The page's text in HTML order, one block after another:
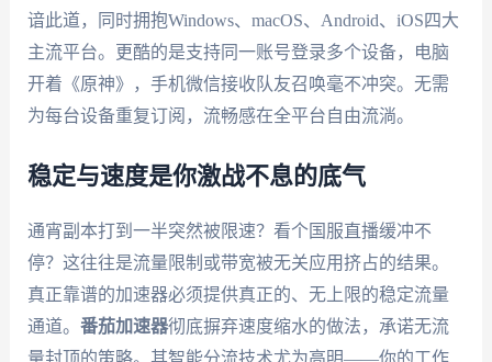
谙此道，同时拥抱Windows、macOS、Android、iOS四大
主流平台。更酷的是支持同一账号登录多个设备，电脑
开着《原神》，手机微信接收队友召唤毫不冲突。无需
为每台设备重复订阅，流畅感在全平台自由流淌。
稳定与速度是你激战不息的底气
通宵副本打到一半突然被限速？看个国服直播缓冲不
停？这往往是流量限制或带宽被无关应用挤占的结果。
真正靠谱的加速器必须提供真正的、无上限的稳定流量
通道。 番茄加速器彻底摒弃速度缩水的做法，承诺无流
量封顶的策略。其智能分流技术尤为高明——你的工作